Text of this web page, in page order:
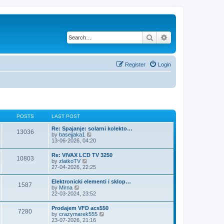
Search
Login
Register
POSTS LAST POST
13036
Re: Spajanje: solarni kolekto…
by basejjaka1
i
w
t
h
e
l
a
e
s
t
p
o
13-06-2026, 04:20
10803
Re: VIVAX LCD TV 3250
by zlatkoTV
i
w
t
h
e
l
a
t
e
27-04-2026, 22:25
1587
Elektronicki elementi i sklop…
by Mirna
w
t
h
e
22-03-2024, 23:52
7280
Prodajem VFD acs550
by crazymarek555
23-07-2026, 21:16